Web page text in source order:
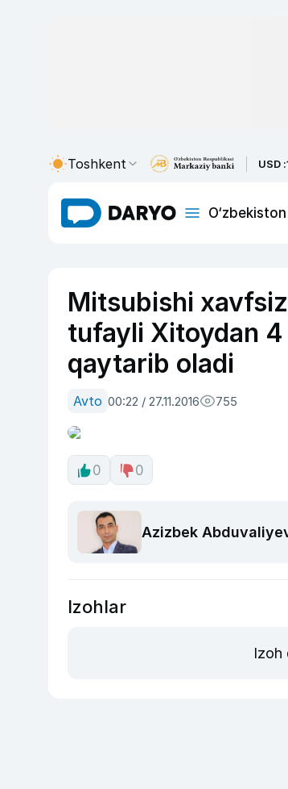
Toshkent USD :
O‘zbekiston
Mitsubishi
tufayli Xitoydan
qaytarib oladi
Avto 00:22 / 27.11.2016 755
0 0
Azizbek
Izohlar
Izoh